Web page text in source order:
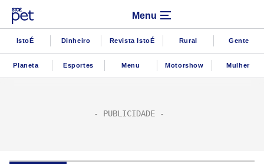
Menu
IstoÉ Dinheiro Revista IstoÉ Rural Gente
Planeta Esportes Menu Motorshow Mulher